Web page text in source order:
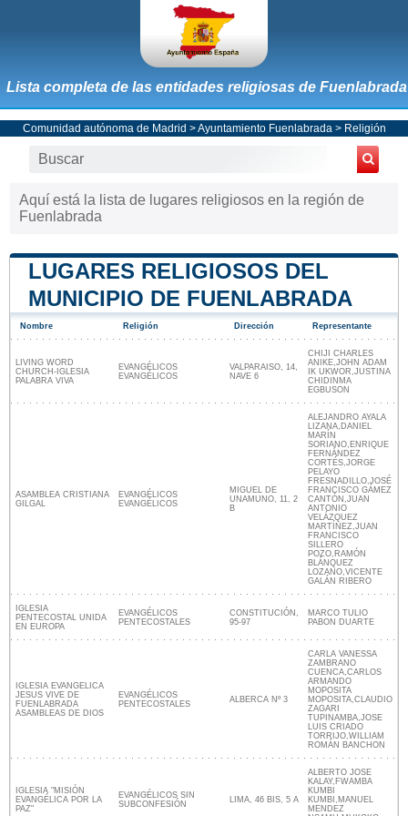
Lista completa de las entidades religiosas de Fuenlabrada
Comunidad autónoma de Madrid >Ayuntamiento Fuenlabrada > Religión
Aquí está la lista de lugares religiosos en la región de
Fuenlabrada
LUGARES RELIGIOSOS DEL
MUNICIPIO DE FUENLABRADA
Nombre Religión Dirección Representante
LIVING WORD
CHURCH-IGLESIA
PALABRA VIVA
EVANGÉLICOS
EVANGÉLICOS
VALPARAISO, 14,
NAVE 6
CHIJI CHARLES
ANIKE,JOHN ADAM
IK UKWOR,JUSTINA
CHIDINMA
EGBUSON
ASAMBLEA CRISTIANA
GILGAL
EVANGÉLICOS
EVANGÉLICOS
MIGUEL DE
UNAMUNO, 11, 2
B
ALEJANDRO AYALA
LIZANA,DANIEL
MARÍN
SORIANO,ENRIQUE
FERNÁNDEZ
CORTÉS,JORGE
PELAYO
FRESNADILLO,JOSÉ
FRANCISCO GÁMEZ
CANTÓN,JUAN
ANTONIO
VELÁZQUEZ
MARTÍNEZ,JUAN
FRANCISCO
SILLERO
POZO,RAMÓN
BLÁNQUEZ
LOZANO,VICENTE
GALÁN RIBERO
IGLESIA
PENTECOSTAL UNIDA
EN EUROPA
EVANGÉLICOS
PENTECOSTALES
CONSTITUCIÓN,
95-97
MARCO TULIO
PABON DUARTE
IGLESIA EVANGELICA
JESUS VIVE DE
FUENLABRADA
ASAMBLEAS DE DIOS
EVANGÉLICOS
PENTECOSTALES
ALBERCA Nº 3
CARLA VANESSA
ZAMBRANO
CUENCA,CARLOS
ARMANDO
MOPOSITA
MOPOSITA,CLAUDIO
ZAGARI
TUPINAMBA,JOSE
LUIS CRIADO
TORRIJO,WILLIAM
ROMÁN BANCHON
IGLESIA "MISIÓN
EVANGÉLICA POR LA
PAZ"
EVANGÉLICOS SIN
SUBCONFESIÓN
LIMA, 46 BIS, 5 A
ALBERTO JOSE
KALAY,FWAMBA
KUMBI
KUMBI,MANUEL
MENDEZ